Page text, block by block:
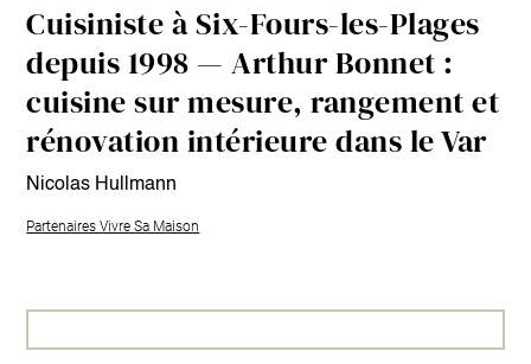
Cuisiniste à Six-Fours-les-Plages
depuis 1998 — Arthur Bonnet :
cuisine sur mesure, rangement et
rénovation intérieure dans le Var
Nicolas Hullmann
Partenaires Vivre Sa Maison